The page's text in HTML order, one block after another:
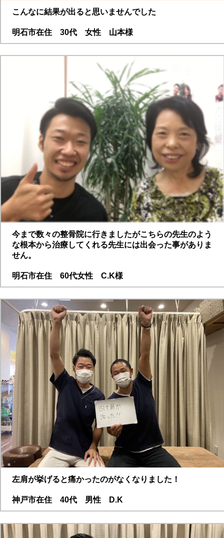
こんなに結果が出ると思いませんでした
明石市在住 30代 女性 山本様
今まで数々の整骨院に行きましたがこちらの先生のよう
な根本から治療してくれる先生には出会った事がありま
せん。
明石市在住 60代女性 C.K様
左肩が挙げると痛かったのがなくなりました！
神戸市在住 40代 男性 D.K